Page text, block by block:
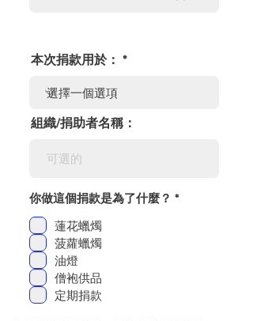
本次捐款用於：
組織/捐助者名稱：
你做這個捐款是為了什麼？ *必
蓮花蠟燭
菠蘿蠟燭
油燈
僧袍供品
定期捐款